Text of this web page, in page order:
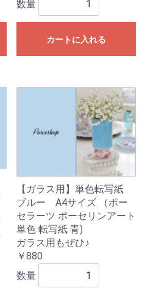
数量
カートに入れる
【ガラス用】単色転写紙
ブルー A4サイズ （ポー
セラーツ ポーセリンアート
単色 転写紙 青)
ガラス用もぜひ♪
￥880
数量